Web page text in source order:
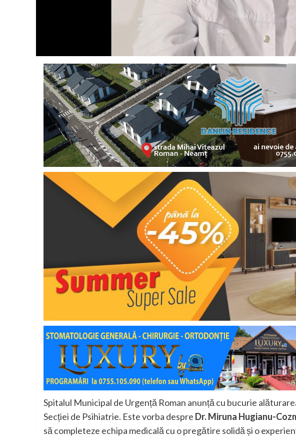
Spitalul Municipal de Urgență Roman anunță cu bucurie
Secției de Psihiatrie. Este vorba despre Dr. Miruna Hugianu-
să completeze echipa medicală cu o pregătire solidă și o